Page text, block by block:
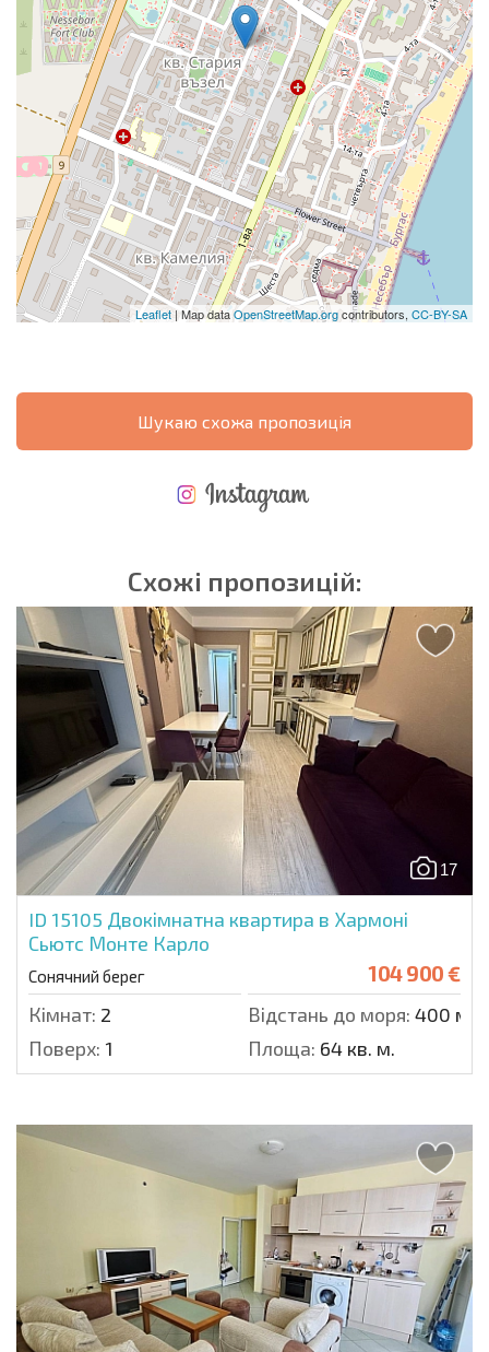
Leaflet| Map dataOpenStreetMap.orgcontributors, CC-BY-SA
Шукаю схожа пропозиція
Схожі пропозицій:
17
ID 15105 Двокімнатна квартира в Хармоні
Сьютс Монте Карло
Сонячний берег 104 900 €
Кімнат: 2 Відстань до моря: 400 м.
Поверх: 1 Площа: 64 кв. м.